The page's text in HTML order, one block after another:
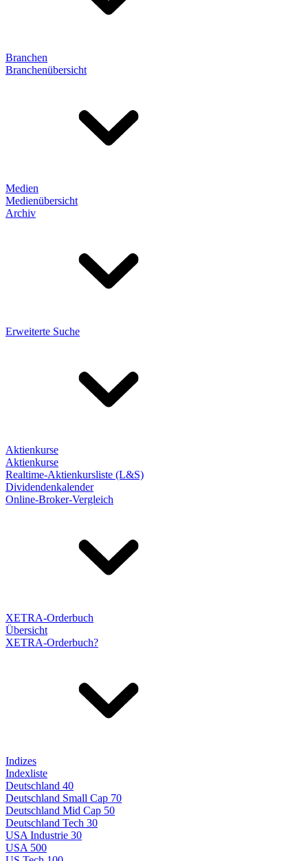
Branchen
Branchenübersicht
Medien
Medienübersicht
Archiv
Erweiterte Suche
Aktienkurse
Aktienkurse
Realtime-Aktienkursliste (L&S)
Dividendenkalender
Online-Broker-Vergleich
XETRA-Orderbuch
Übersicht
XETRA-Orderbuch?
Indizes
Indexliste
Deutschland 40
Deutschland Small Cap 70
Deutschland Mid Cap 50
Deutschland Tech 30
USA Industrie 30
USA 500